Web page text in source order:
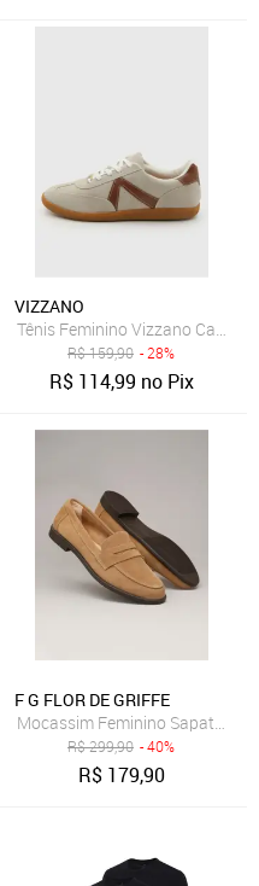
VIZZANO
Tênis Feminino Vizzano Cano
R$159,90 - 28%
R$ 114,99 no Pix
F G FLOR DE GRIFFE
Mocassim Feminino Sapato
R$299,90 - 40%
R$ 179,90